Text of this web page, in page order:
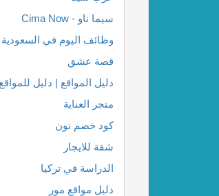
سيما ناو - Cima Now
وظائف اليوم في السعودية
قصة عشق
دليل المواقع | دليل
متجر العناية
كود خصم نون
شقة للايجار
الدراسة في تركيا
دليل مواقع مور